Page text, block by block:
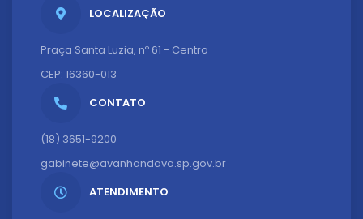
LOCALIZAÇÃO
Praça Santa Luzia, nº 61 - Centro
CEP: 16360-013
CONTATO
(18) 3651-9200
gabinete@avanhandava.sp.gov.br
ATENDIMENTO